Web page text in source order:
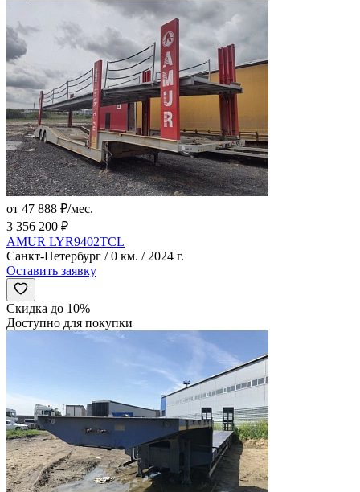
от 47 888 ₽/мес.
3 356 200 ₽
AMUR LYR9402TCL
Санкт-Петербург / 0 км. / 2024 г.
Оставить заявку
Скидка до 10%
Доступно для покупки